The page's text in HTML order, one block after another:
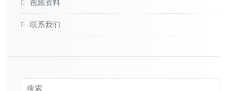
视频资料
联系我们